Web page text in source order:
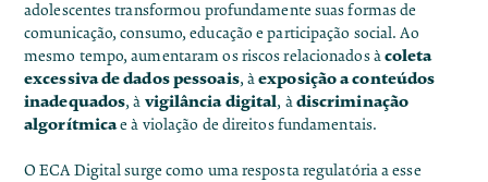
adolescentes transformou profundamente suas formas de
comunicação, consumo, educação e participação social. Ao
mesmo tempo, aumentaram os riscos relacionados àcoleta
excessiva de dados pessoais, àexposição a conteúdos
inadequados, à vigilância digital, àdiscriminação
algorítmicae à violação de direitos fundamentais.
O ECA Digital surge como uma resposta regulatória a esse